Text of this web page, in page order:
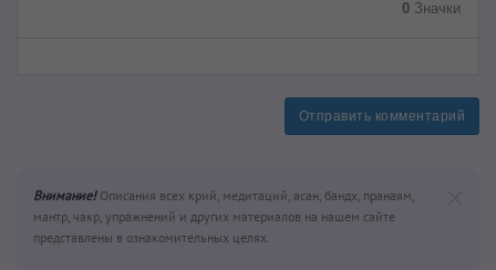
0 Значки
Отправить комментарий
Внимание!Описания всех крий, медитаций, асан, бандх, пранаям,
мантр, чакр, упражнений и других материалов на нашем сайте
представлены в ознакомительных целях.